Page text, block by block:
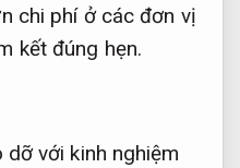
chi phí ở các đơn vị
kết đúng hẹn.
với kinh nghiệm